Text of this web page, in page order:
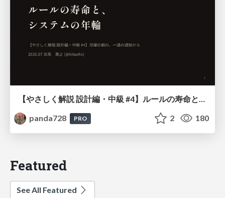
【やさしく解説 設計編・中級 #4】ルールの寿命と、システムの年輪
panda728
PRO 2 180
Featured
See All Featured